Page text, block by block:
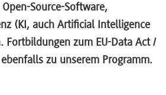
Source-Software,
(KI, auch Artificial Intelligence
Fortbildungen zum EU-Data Act /
zu unserem Programm.